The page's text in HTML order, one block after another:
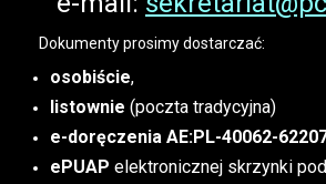
Dokumenty prosimy dostarczać:
osobiście,
listownie (poczta tradycyjna)
e-doręczenia AE:PL-40062-
ePUAP elektronicznej skrzynki